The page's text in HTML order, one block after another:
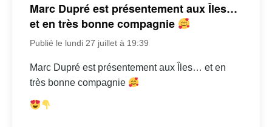
Marc Dupré est présentement aux Îles…
et en très bonne compagnie
Publié le lundi 27 juillet à 19:39
Marc Dupré est présentement aux Îles… et en
très bonne compagnie